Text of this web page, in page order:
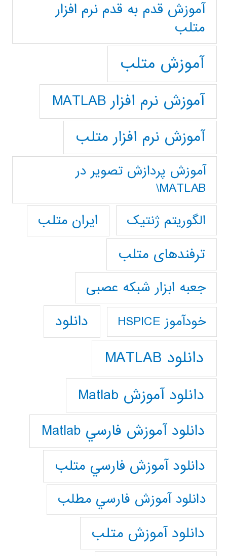
آموزش قدم به قدم نرم افزار
متلب
آموزش متلب
آموزش نرم افزار MATLAB
آموزش نرم افزار متلب
آموزش پردازش تصوير در
MATLAB\
الگوریتم ژنتیک
ایران متلب
ترفندهای متلب
جعبه ابزار شبکه عصبی
خودآموز HSPICE دانلود
دانلود MATLAB
دانلود آموزش Matlab
دانلود آموزش فارسي Matlab
دانلود آموزش فارسي متلب
دانلود آموزش فارسي مطلب
دانلود آموزش متلب